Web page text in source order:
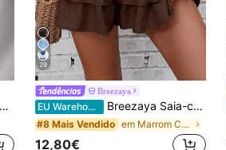
29
Breezaya
EU Warehouse Breezaya Saia-calça feminina de cor sólida com amarração na cintura e babados na barra, ideal para férias.
#8 Mais Vendido em Marrom Cuecas Femininas
12,80€